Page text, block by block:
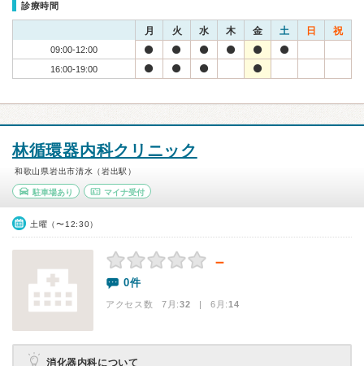
診療時間
月 火 水 木 金 土 日 祝
09:00-12:00
16:00-19:00
林循環器内科クリニック
和歌山県岩出市清水（岩出駅）
駐車場あり マイナ受付
土曜（〜12:30）
－
0件
アクセス数 7月:32 | 6月:14
消化器内科について